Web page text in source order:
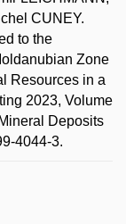
CUNEY.
to the
Zone
Resources in a
2023, Volume
Deposits
4044-3.